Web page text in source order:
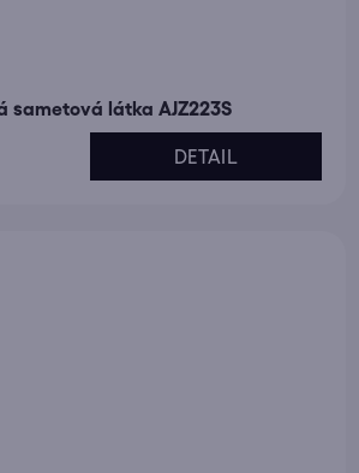
sametová látka AJZ223S
DETAIL